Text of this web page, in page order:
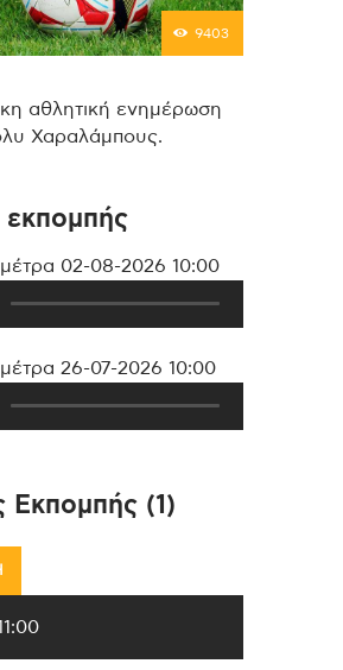
9403
αθλητική ενημέρωση
Χαραλάμπους.
εκπομπής
02-08-2026 10:00Πρόγραμμα
26-07-2026 10:00Πρόγραμμα
Εκπομπής (1)